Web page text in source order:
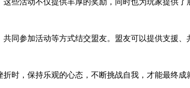
同参加活动等方式结交盟友。盟友可以提供支援、
时，保持乐观的心态，不断挑战自我，才能最终成